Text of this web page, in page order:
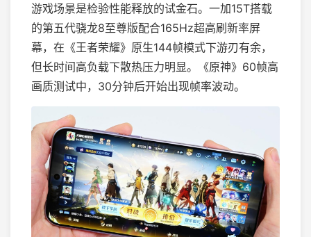
游戏场景是检验性能释放的试金石。一加15T搭载
的第五代骁龙8至尊版配合165Hz超高刷新率屏
幕，在《王者荣耀》原生144帧模式下游刃有余，
但长时间高负载下散热压力明显。《原神》60帧高
画质测试中，30分钟后开始出现帧率波动。